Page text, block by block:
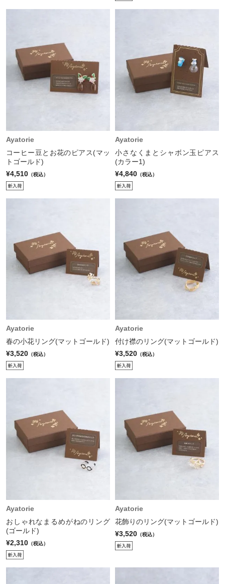
Ayatorie
コーヒー豆とお花のピアス(マッ
トゴールド)
¥4,510 （税込）
Ayatorie
小さなくまとシャボン玉ピアス
(カラー1)
¥4,840 （税込）
Ayatorie
春の小花リング(マットゴールド)
¥3,520 （税込）
Ayatorie
付け襟のリング(マットゴールド)
¥3,520 （税込）
Ayatorie
おしゃれなまるめがねのリング
(ゴールド)
¥2,310 （税込）
Ayatorie
花飾りのリング(マットゴールド)
¥3,520 （税込）